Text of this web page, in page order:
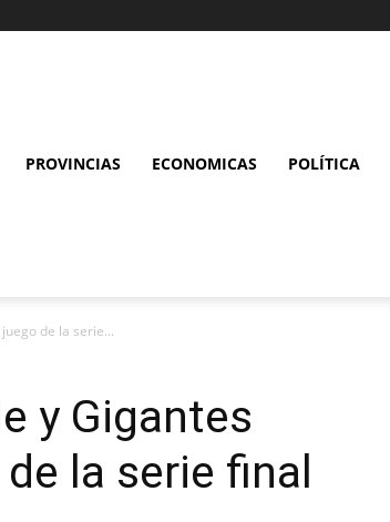
PROVINCIAS ECONOMICAS POLÍTICA
de la serie...
y Gigantes
la serie final